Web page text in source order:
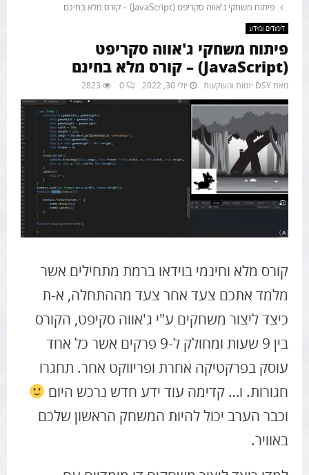
פיתוח משחקי ג'אווה סקריפט (JavaScript) – קורס מלא בחינם
לימודים ומידע
פיתוח משחקי ג'אווה סקריפט
(JavaScript) – קורס מלא בחינם
מאתDSY יזמות והשקעות יולי 30, 2022 0
2823
קורס מלא וחינמי בוידאו ברמת מתחילים אשר
מלמד אתכם צעד אחר צעד מההתחלה, א-ת
כיצד ליצור משחקים ע"י ג'אווה סקיפט, הקורס
בין 9 שעות ומחולק ל-9 פרקים אשר כל אחד
עוסק בפרקטיקה אחרת ופריווקט אחר. תחגרו
חגורות. ו… קדימה עוד ידע חדש נרכש היום
וכבר הערב יכול להיות המשחק הראשון שלכם
באוויר.